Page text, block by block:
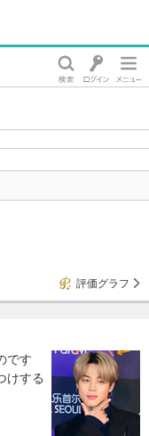
評価グラフ
です
けする